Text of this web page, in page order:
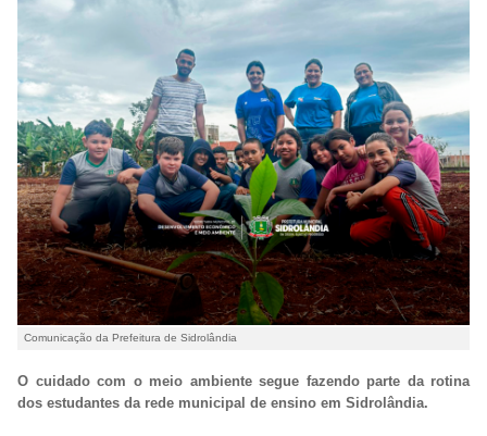
Comunicação da Prefeitura de Sidrolândia
O cuidado com o meio ambiente segue fazendo parte da rotina
dos estudantes da rede municipal de ensino em Sidrolândia.